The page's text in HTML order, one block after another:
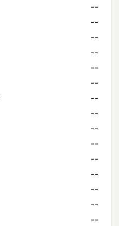
--
--
--
--
--
--
--
--
--
--
--
--
--
--
--